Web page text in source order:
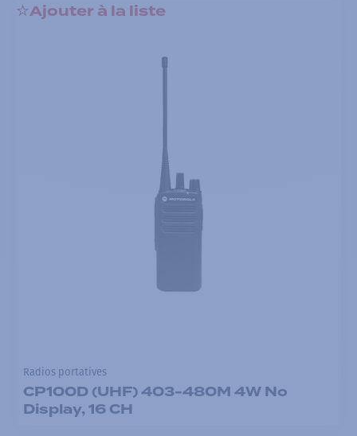
Ajouter à la liste
Radios portatives
CP100D (UHF) 403-480M 4W No
Display, 16 CH